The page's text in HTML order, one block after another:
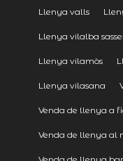
Llenya valls
Llenya vilalba
Llenya vilamòs
Llenya vilasana
Venda de llenya a
Venda de llenya al